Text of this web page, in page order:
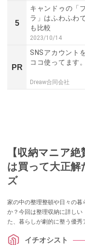
5
キャンドゥの「
ラ」はふわふわ
も比較
2023/10/14
PR
SNSアカウント
ココ使ってます。
Dreaw合同会社
【収納マニア
は買って大正解
ズ
家の中の整理整頓や日々の
か？今回は整理収納に詳し
た、暮らしが劇的に整う優秀
イチオシスト